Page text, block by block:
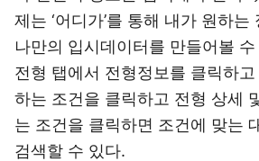
제는 ‘어디가’를 통해 내가 원하는
나만의 입시데이터를 만들어볼
전형 탭에서 전형정보를 클릭하
하는 조건을 클릭하고 전형 상세
는 조건을 클릭하면 조건에 맞는
검색할 수 있다.